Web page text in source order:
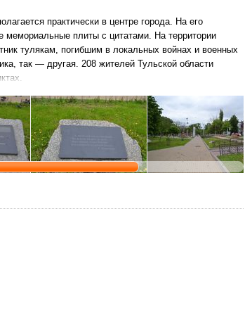
практически в центре города. На его
мемориальные плиты с цитатами. На территории
тулякам, погибшим в локальных войнах и военных
так — другая. 208 жителей Тульской области